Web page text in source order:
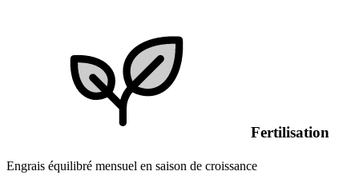
Fertilisation
Engrais équilibré mensuel en saison de croissance